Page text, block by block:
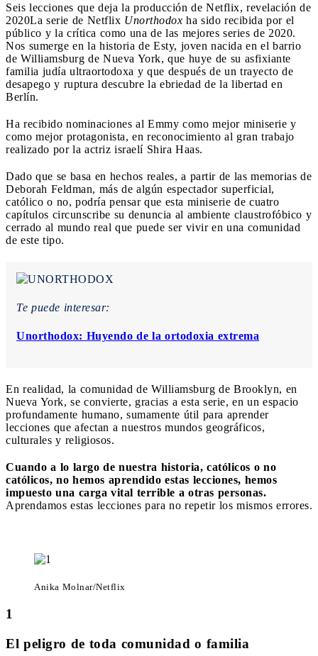
Seis lecciones que deja la producción de Netflix, revelación de
2020La serie de Netflix Unorthodox ha sido recibida por el
público y la crítica como una de las mejores series de 2020.
Nos sumerge en la historia de Esty, joven nacida en el barrio
de Williamsburg de Nueva York, que huye de su asfixiante
familia judía ultraortodoxa y que después de un trayecto de
desapego y ruptura descubre la ebriedad de la libertad en
Berlín.
Ha recibido nominaciones al Emmy como mejor miniserie y
como mejor protagonista, en reconocimiento al gran trabajo
realizado por la actriz israelí Shira Haas.
Dado que se basa en hechos reales, a partir de las memorias de
Deborah Feldman, más de algún espectador superficial,
católico o no, podría pensar que esta miniserie de cuatro
capítulos circunscribe su denuncia al ambiente claustrofóbico y
cerrado al mundo real que puede ser vivir en una comunidad
de este tipo.
Te puede interesar:
Unorthodox: Huyendo de la ortodoxia extrema
En realidad, la comunidad de Williamsburg de Brooklyn, en
Nueva York, se convierte, gracias a esta serie, en un espacio
profundamente humano, sumamente útil para aprender
lecciones que afectan a nuestros mundos geográficos,
culturales y religiosos.
Cuando a lo largo de nuestra historia, católicos o no
católicos, no hemos aprendido estas lecciones, hemos
impuesto una carga vital terrible a otras personas.
Aprendamos estas lecciones para no repetir los mismos errores.
Anika Molnar/Netflix
1
El peligro de toda comunidad o familia